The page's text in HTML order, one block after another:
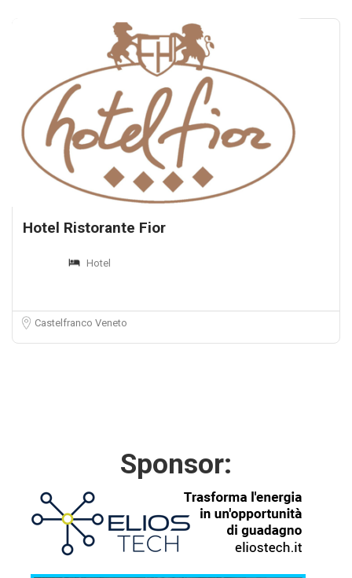
Hotel Ristorante Fior
Hotel
Castelfranco Veneto
Sponsor: